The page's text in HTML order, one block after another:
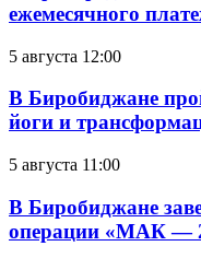
ежемесячного
5 августа 12:00
В Биробиджане
йоги и
5 августа 11:00
В Биробиджане
операции «МАК —